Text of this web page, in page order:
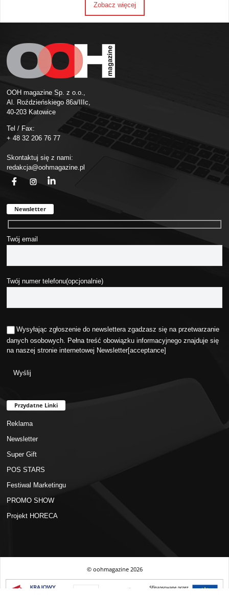
Zobacz więcej
OOH magazine Sp. z o.o.,
Al. Roździeńskiego 86a/IIIc,
40-203 Katowice
Tel / Fax:
+ 48 32 206 76 77
Skontaktuj się z nami:
redakcja@oohmagazine.pl
Newsletter
Twój email
Twój numer telefonu(opcjonalnie)
Wysyłając zgłoszenie do newslettera zgadzasz się na przetwarzanie
danych osobowych. Pełna treść obowiązku informacyjnego znajduje się
na naszej stronie internetowej Newsletter[acceptance]
Przydatne Linki
Reklama
Newsletter
Super Gift
POS STARS
Festiwal Marketingu
PROMO SHOW
Projekt HORECA
© oohmagazine2026